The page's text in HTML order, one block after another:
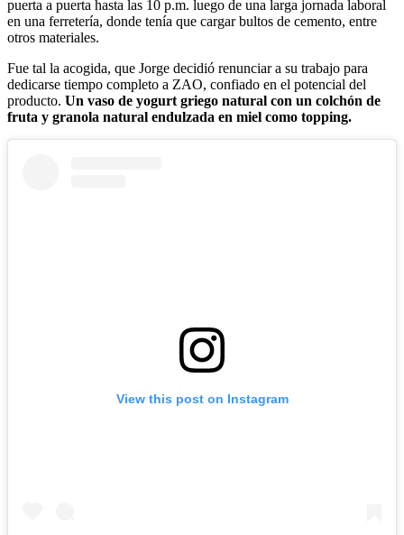
puerta a puerta hasta las 10 p.m. luego de una larga jornada laboral
en una ferretería, donde tenía que cargar bultos de cemento, entre
otros materiales.
Fue tal la acogida, que Jorge decidió renunciar a su trabajo para
dedicarse tiempo completo a ZAO, confiado en el potencial del
producto. Un vaso de yogurt griego natural con un colchón de
fruta y granola natural endulzada en miel como topping.
View this post on Instagram